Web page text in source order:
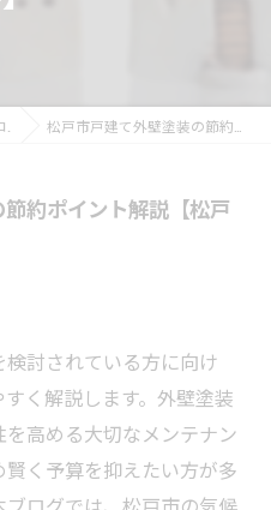
松戸市戸建て外壁塗装の節約ポイント解説【松戸市 外壁塗装 工事】
約ポイント解説【松戸
討されている方に向け
く解説します。外壁塗装
高める大切なメンテナン
く予算を抑えたい方が多